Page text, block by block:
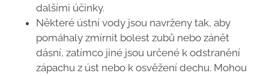
dalšími účinky.
Některé ústní vody jsou navrženy tak, aby
pomáhaly zmírnit bolest zubů nebo zánět
dásní, zatímco jiné jsou určené k odstranění
zápachu z úst nebo k osvěžení dechu. Mohou